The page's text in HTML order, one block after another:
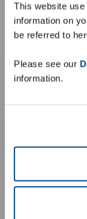
This website
information on
be referred to
Please see our
information.